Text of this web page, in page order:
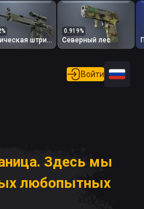
%
Тропическая штриховка
0.919%
Северный лес
Войти
Здесь мы
любопытных